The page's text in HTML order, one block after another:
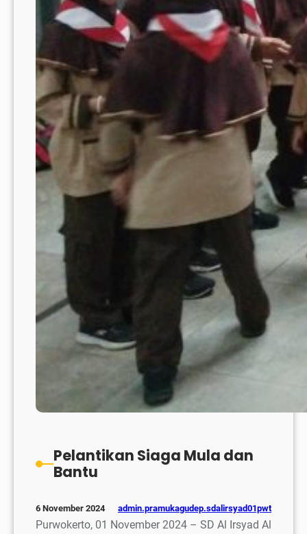
Pelantikan Siaga Mula dan
Bantu
6 November 2024 admin.pramukagudep.sdalirsyad01pwt
Purwokerto, 01 November 2024 – SD Al Irsyad Al